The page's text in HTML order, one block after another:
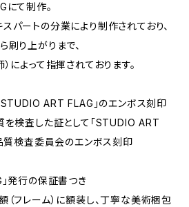
て制作。
パートの分業により制作されており、
刷り上がりまで、
によって指揮されております。
STUDIO ART FLAG」のエンボス刻印
を検査した証として「STUDIO ART
質検査委員会のエンボス刻印
発行の保証書つき
（フレーム）に額装し、丁寧な美術梱包